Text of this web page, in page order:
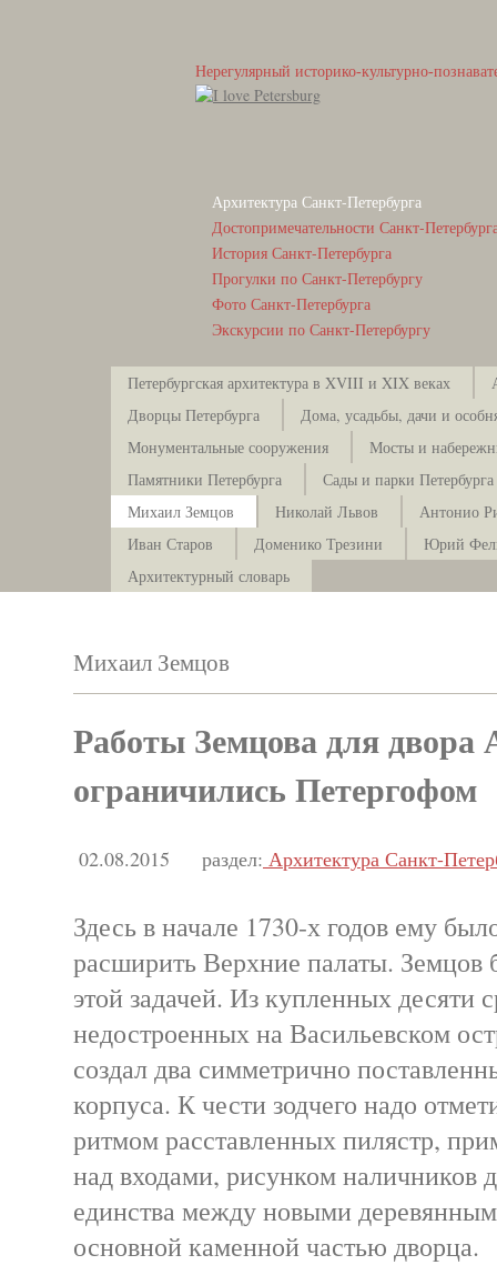
Нерегулярный историко-культурно-
Архитектура Санкт-Петербурга
Достопримечательности Санкт-
История Санкт-Петербурга
Прогулки по Санкт-Петербургу
Фото Санкт-Петербурга
Экскурсии по Санкт-Петербургу
Петербургская архитектура в XVIII и XIX веках
Дворцы Петербурга
Дома, усадьбы, дачи и
Монументальные сооружения
Мосты и
Памятники Петербурга
Сады и парки Петербурга
Михаил Земцов
Николай Львов
Антонио
Иван Старов
Доменико Трезини
Юрий
Архитектурный словарь
Михаил Земцов
Работы Земцова для
ограничились Петергофом
02.08.2015 раздел: Архитектура Санкт-
Здесь в начале 1730-х годов ему
расширить Верхние палаты. Земцов
этой задачей. Из купленных десяти
недостроенных на Васильевском
создал два симметрично
корпуса. К чести зодчего надо
ритмом расставленных пилястр,
над входами, рисунком наличников
единства между новыми
основной каменной частью дворца.